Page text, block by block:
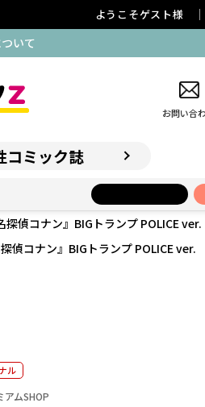
ようこそゲスト様
いて
お問い合
コミック誌
探偵コナン』BIGトランプ POLICE ver.
探偵コナン』BIGトランプ POLICE ver.
ル
アムSHOP